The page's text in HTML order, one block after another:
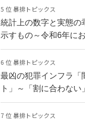
5 位 暴排トピックス
統計上の数字と実態の
示すもの～令和6年に
6 位 暴排トピックス
最凶の犯罪インフラ「
ト」～「割に合わない
7 位 暴排トピックス